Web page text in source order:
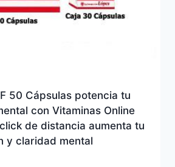
50 Cápsulas potencia tu
con Vitaminas Online
de distancia aumenta tu
y claridad mental